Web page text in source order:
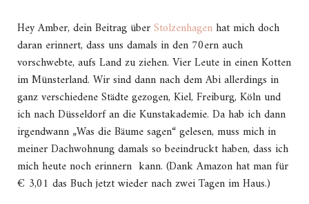
Hey Amber, dein Beitrag überStolzenhagenhat mich doch
daran erinnert, dass uns damals in den 70ern auch
vorschwebte, aufs Land zu ziehen. Vier Leute in einen Kotten
im Münsterland. Wir sind dann nach dem Abi allerdings in
ganz verschiedene Städte gezogen, Kiel, Freiburg, Köln und
ich nach Düsseldorf an die Kunstakademie. Da hab ich dann
irgendwann „Was die Bäume sagen“ gelesen, muss mich in
meiner Dachwohnung damals so beeindruckt haben, dass ich
mich heute noch erinnern kann. (Dank Amazon hat man für
€ 3,01 das Buch jetzt wieder nach zwei Tagen im Haus.)